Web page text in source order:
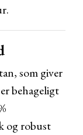
som giver
behageligt
og robust